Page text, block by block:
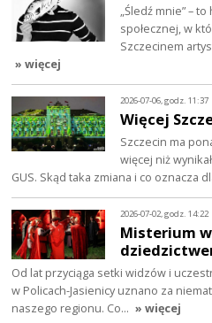
„Śledź mnie” –
społecznej, w
Szczecinem
» więcej
2026-07-06, godz. 11:37
Więcej
Szczecin ma
więcej niż
GUS. Skąd taka zmiana i co oznacza
2026-07-02, godz. 14:22
Misterium
Od lat przyciąga setki widzów i
w Policach-Jasienicy uznano za
naszego regionu. Co… » więcej